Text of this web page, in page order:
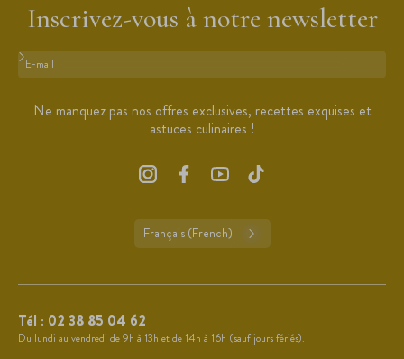
Inscrivez-vous à notre newsletter
Format : adresse@email.com
Ne manquez pas nos offres exclusives, recettes exquises et
astuces culinaires !
Français (French)
Tél : 02 38 85 04 62
Du lundi au vendredi de 9h à 13h et de 14h à 16h (sauf jours fériés).